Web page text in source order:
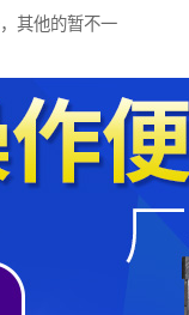
其他的暂不一